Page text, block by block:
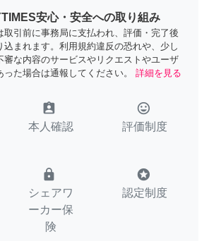
安心・安全への取り組み
取引前に事務局に支払われ、評価・完了後
込まれます。利用規約違反の恐れや、少し
審な内容のサービスやリクエストやユーザ
った場合は通報してください。
詳細を見る
assignment_ind
本人確認
tag_faces
評価制度
lock
シェアワ
ーカー保
険
stars
認定制度